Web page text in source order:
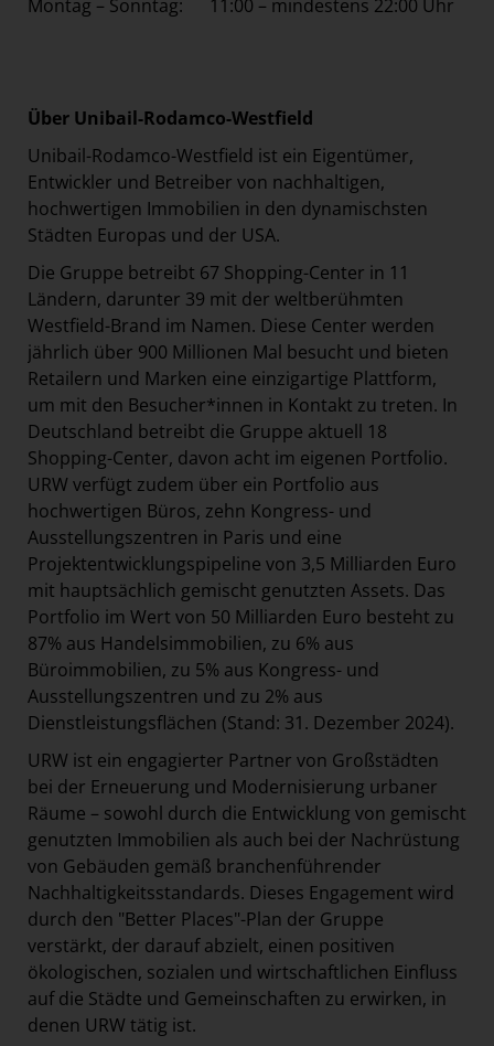
Montag – Sonntag: 11:00 – mindestens 22:00 Uhr
Über Unibail-Rodamco-Westfield
Unibail-Rodamco-Westfield ist ein Eigentümer,
Entwickler und Betreiber von nachhaltigen,
hochwertigen Immobilien in den dynamischsten
Städten Europas und der USA.
Die Gruppe betreibt 67 Shopping-Center in 11
Ländern, darunter 39 mit der weltberühmten
Westfield-Brand im Namen. Diese Center werden
jährlich über 900 Millionen Mal besucht und bieten
Retailern und Marken eine einzigartige Plattform,
um mit den Besucher*innen in Kontakt zu treten. In
Deutschland betreibt die Gruppe aktuell 18
Shopping-Center, davon acht im eigenen Portfolio.
URW verfügt zudem über ein Portfolio aus
hochwertigen Büros, zehn Kongress- und
Ausstellungszentren in Paris und eine
Projektentwicklungspipeline von 3,5 Milliarden Euro
mit hauptsächlich gemischt genutzten Assets. Das
Portfolio im Wert von 50 Milliarden Euro besteht zu
87% aus Handelsimmobilien, zu 6% aus
Büroimmobilien, zu 5% aus Kongress- und
Ausstellungszentren und zu 2% aus
Dienstleistungsflächen (Stand: 31. Dezember 2024).
URW ist ein engagierter Partner von Großstädten
bei der Erneuerung und Modernisierung urbaner
Räume – sowohl durch die Entwicklung von gemischt
genutzten Immobilien als auch bei der Nachrüstung
von Gebäuden gemäß branchenführender
Nachhaltigkeitsstandards. Dieses Engagement wird
durch den "Better Places"-Plan der Gruppe
verstärkt, der darauf abzielt, einen positiven
ökologischen, sozialen und wirtschaftlichen Einfluss
auf die Städte und Gemeinschaften zu erwirken, in
denen URW tätig ist.